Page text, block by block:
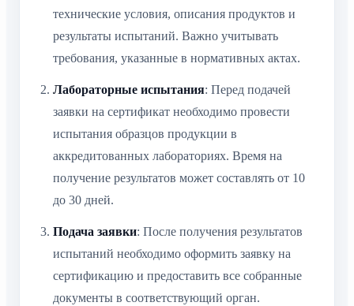
технические условия, описания продуктов и
результаты испытаний. Важно учитывать
требования, указанные в нормативных актах.
Лабораторные испытания: Перед подачей
заявки на сертификат необходимо провести
испытания образцов продукции в
аккредитованных лабораториях. Время на
получение результатов может составлять от 10
до 30 дней.
Подача заявки: После получения результатов
испытаний необходимо оформить заявку на
сертификацию и предоставить все собранные
документы в соответствующий орган.